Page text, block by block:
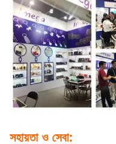
সহায়তা ও সেবা: